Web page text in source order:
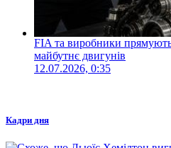
FIA та виробники
майбутнє двигунів
12.07.2026, 0:35
Кадри дня